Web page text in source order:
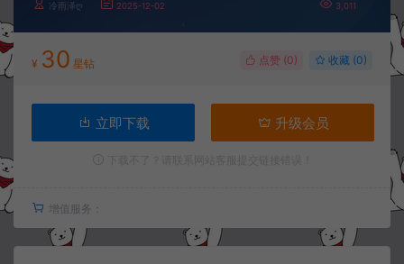
冷雨泽ღ 2025-12-02 3,011
¥ 30 星钻 点赞 (0) 收藏 (0)
立即下载 升级会员
增值服务：